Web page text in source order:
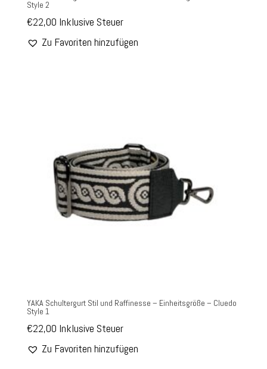
Style 2
€22,00 Inklusive Steuer
Zu Favoriten hinzufügen
YAKA Schultergurt Stil und Raffinesse – Einheitsgröße – Cluedo
Style 1
€22,00 Inklusive Steuer
Zu Favoriten hinzufügen